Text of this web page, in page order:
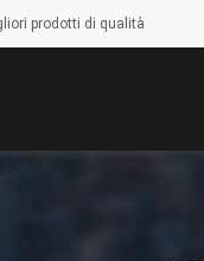
prodotti di qualità